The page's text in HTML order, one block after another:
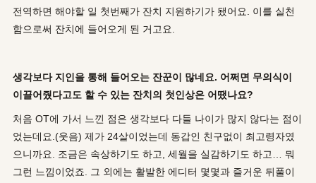
전역하면 해야할 일 첫번째가 잔치 지원하기가 됐어요. 이를 실천
함으로써 잔치에 들어오게 된 거고요.
생각보다 지인을 통해 들어오는 잔꾼이 많네요. 어쩌면 무의식이
이끌어줬다고도 할 수 있는 잔치의 첫인상은 어땠나요?
처음 OT에 가서 느낀 점은 생각보다 다들 나이가 많지 않다는 점이
었는데요.(웃음) 제가 24살이었는데 동갑인 친구없이 최고령자였
으니까요. 조금은 속상하기도 하고, 세월을 실감하기도 하고… 뭐
그런 느낌이었죠. 그 외에는 활발한 에디터 몇몇과 즐거운 뒤풀이